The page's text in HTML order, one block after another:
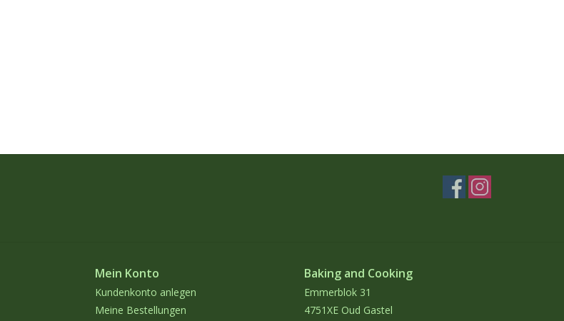
Mein Konto
Kundenkonto anlegen
Meine Bestellungen
Baking and Cooking
Emmerblok 31
4751XE Oud Gastel